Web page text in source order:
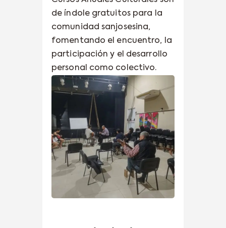
de índole gratuitos para la
comunidad sanjosesina,
fomentando el encuentro, la
participación y el desarrollo
personal como colectivo.